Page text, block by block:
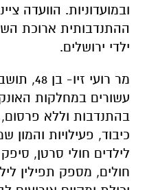
ובמועדוניות. הוועדה
ההתנדבותית ארוכת
ילדי ירושלים.
מר רועי
עשורים במחלקות
בהתנדבות וללא
כיבוד, פעילויות
לילדים חולי סרטן,
חולים, מספק תפילין